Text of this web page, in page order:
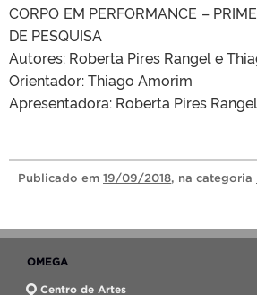
CORPO EM PERFORMANCE –
DE PESQUISA
Autores: Roberta Pires Rangel e
Orientador: Thiago Amorim
Apresentadora: Roberta Pires Rangel
Publicado em 19/09/2018, na categoria
OMEGA
Centro de Artes